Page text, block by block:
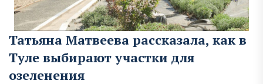
Татьяна Матвеева рассказала, как в
Туле выбирают участки для
озеленения